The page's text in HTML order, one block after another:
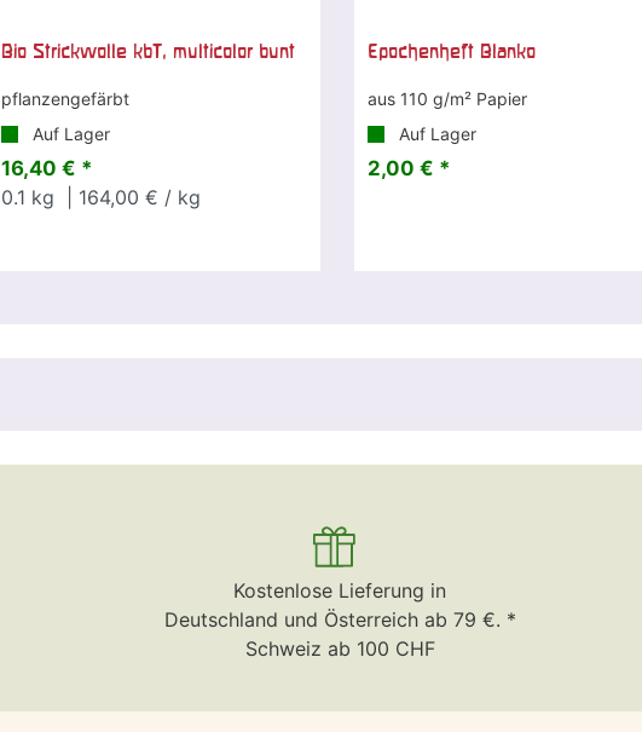
Bio Strickwolle kbT, multicolor bunt
pflanzengefärbt
Auf Lager
16,40 € *
0.1 kg | 164,00 € / kg
Epochenheft Blanko
aus 110 g/m² Papier
Auf Lager
2,00 € *
Kostenlose Lieferung in
Deutschland und Österreich ab 79 €. *
Schweiz ab 100 CHF